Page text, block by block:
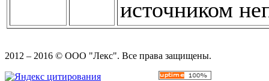
источником
2012 – 2016 © ООО "Лекс". Все права защищены.